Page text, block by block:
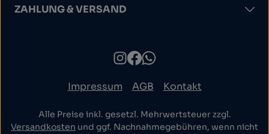
ZAHLUNG & VERSAND
Impressum AGB Kontakt
Alle Preise inkl. gesetzl. Mehrwertsteuer zzgl.
Versandkosten und ggf. Nachnahmegebühren, wenn nicht